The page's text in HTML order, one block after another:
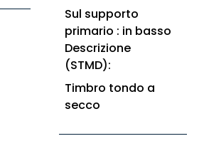
Sul supporto
primario : in basso
Descrizione
(STMD):
Timbro tondo a
secco